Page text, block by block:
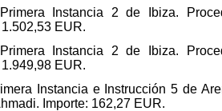
Instancia 2 de Ibiza.
EUR.
Instancia 2 de Ibiza.
EUR.
Instancia e Instrucción 5 de
Importe: 162,27 EUR.